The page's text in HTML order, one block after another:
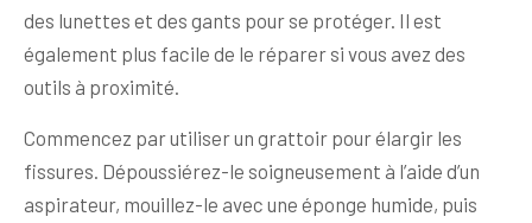
des lunettes et des gants pour se protéger. Il est
également plus facile de le réparer si vous avez des
outils à proximité.
Commencez par utiliser un grattoir pour élargir les
fissures. Dépoussiérez-le soigneusement à l’aide d’un
aspirateur, mouillez-le avec une éponge humide, puis